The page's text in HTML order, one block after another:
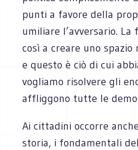
punti a favore della
umiliare l’avversario.
così a creare uno
e questo è ciò di cui
vogliamo risolvere gli
affliggono tutte le
Ai cittadini occorre
storia, i fondamentali